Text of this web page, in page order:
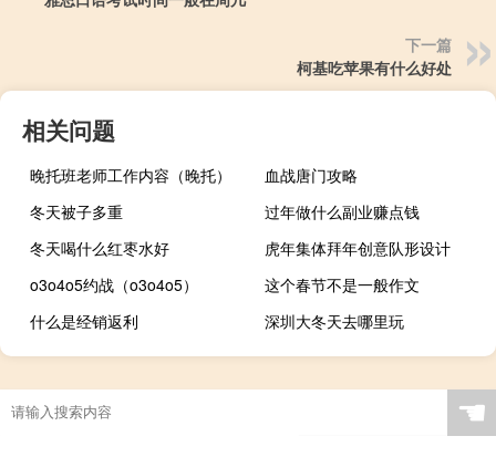
下一篇
柯基吃苹果有什么好处
相关问题
晚托班老师工作内容（晚托）
血战唐门攻略
冬天被子多重
过年做什么副业赚点钱
冬天喝什么红枣水好
虎年集体拜年创意队形设计
o3o4o5约战（o3o4o5）
这个春节不是一般作文
什么是经销返利
深圳大冬天去哪里玩
☚